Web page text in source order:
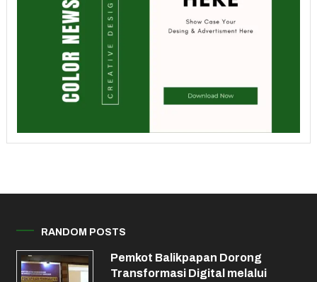
RANDOM POSTS
Pemkot Balikpapan Dorong
Transformasi Digital melalui